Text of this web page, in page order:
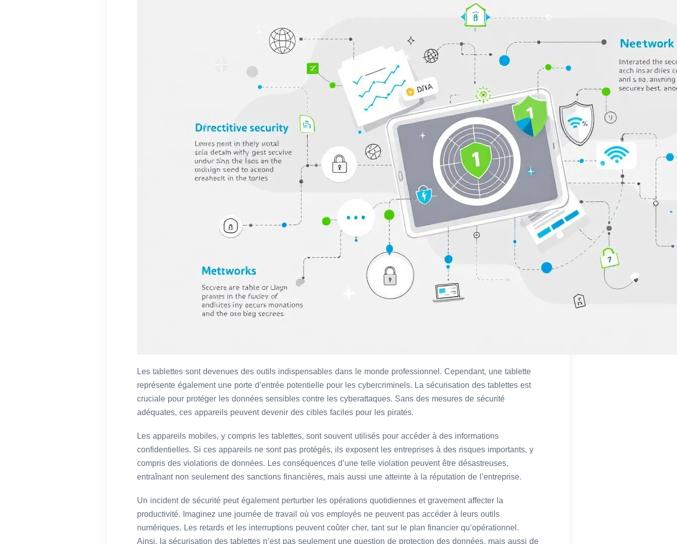
Les tablettes sont devenues des outils indispensables dans le monde professionnel. Cependant, une tablette
représente également une porte d’entrée potentielle pour les cybercriminels. La sécurisation des tablettes est
cruciale pour protéger les données sensibles contre les cyberattaques. Sans des mesures de sécurité
adéquates, ces appareils peuvent devenir des cibles faciles pour les pirates.
Les appareils mobiles, y compris les tablettes, sont souvent utilisés pour accéder à des informations
confidentielles. Si ces appareils ne sont pas protégés, ils exposent les entreprises à des risques importants, y
compris des violations de données. Les conséquences d’une telle violation peuvent être désastreuses,
entraînant non seulement des sanctions financières, mais aussi une atteinte à la réputation de l’entreprise.
Un incident de sécurité peut également perturber les opérations quotidiennes et gravement affecter la
productivité. Imaginez une journée de travail où vos employés ne peuvent pas accéder à leurs outils
numériques. Les retards et les interruptions peuvent coûter cher, tant sur le plan financier qu’opérationnel.
Ainsi, la sécurisation des tablettes n’est pas seulement une question de protection des données, mais aussi de